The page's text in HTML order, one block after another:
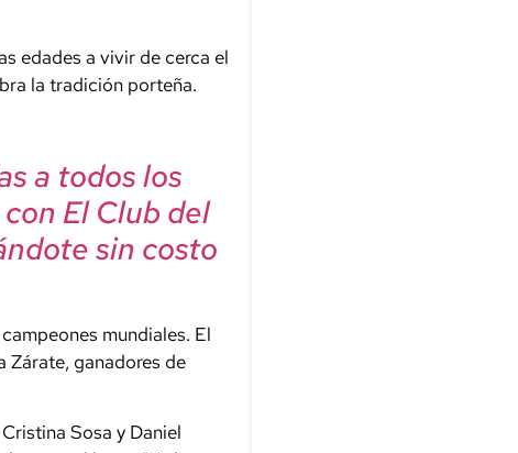
edades a vivir de cerca el
la tradición porteña.
a todos los
El Club del
sin costo
mundiales. El
Zárate, ganadores de
Sosa y Daniel